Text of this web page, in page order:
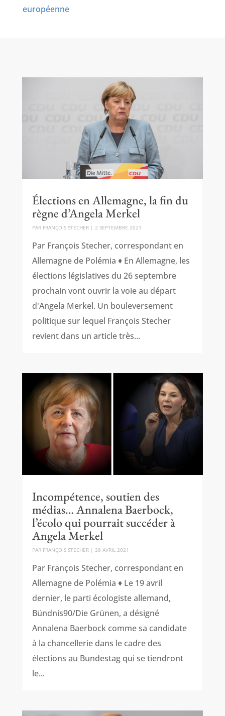
européenne
Élections en Allemagne, la fin du
règne d’Angela Merkel
PAR FRANÇOIS STECHER| 2 SEPTEMBRE 2021
Par François Stecher, correspondant en
Allemagne de Polémia ♦ En Allemagne, les
élections législatives du 26 septembre
prochain vont ouvrir la voie au départ
d'Angela Merkel. Un bouleversement
politique sur lequel François Stecher
revient dans un article très...
Incompétence, soutien des
médias… Annalena Baerbock,
l’écolo qui pourrait succéder à
Angela Merkel
PAR FRANÇOIS STECHER| 28 AVRIL 2021
Par François Stecher, correspondant en
Allemagne de Polémia ♦ Le 19 avril
dernier, le parti écologiste allemand,
Bündnis90/Die Grünen, a désigné
Annalena Baerbock comme sa candidate
à la chancellerie dans le cadre des
élections au Bundestag qui se tiendront
le...